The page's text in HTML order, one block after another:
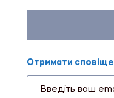
Отримати